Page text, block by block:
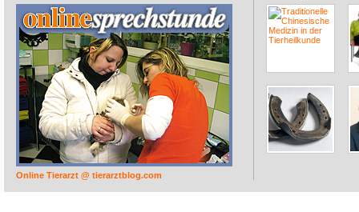
Online Tierarzt @ tierarztblog.com